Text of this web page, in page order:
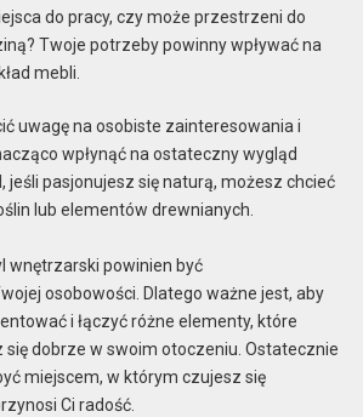
do pracy, czy może przestrzeni do
Twoje potrzeby powinny wpływać na
mebli.
uwagę na osobiste zainteresowania i
wpłynąć na ostateczny wygląd
jeśli pasjonujesz się naturą, możesz chcieć
lub elementów drewnianych.
wnętrzarski powinien być
osobowości. Dlatego ważne jest, aby
i łączyć różne elementy, które
się dobrze w swoim otoczeniu. Ostatecznie
miejscem, w którym czujesz się
Ci radość.